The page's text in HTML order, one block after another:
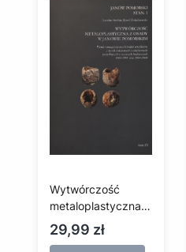
Wytwórczość
metaloplastyczna z
osady w Janowie
Pomorskim
Cena
29,99 zł